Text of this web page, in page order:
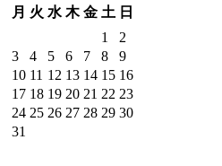
月 火 水 木 金 土 日
1
2
3
4 5 6 7 8
9
10 11 12 13 14 15 16
17 18 19 20 21 22 23
24 25 26 27 28 29 30
31